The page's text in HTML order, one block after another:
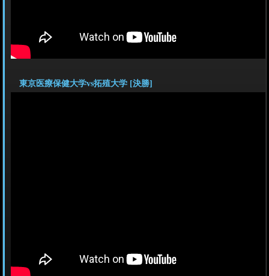
東京医療保健大学vs拓殖大学 [決勝]